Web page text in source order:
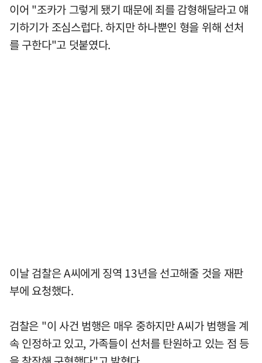
이어 "조카가 그렇게 됐기 때문에 죄를 감형해달라고 얘
기하기가 조심스럽다. 하지만 하나뿐인 형을 위해 선처
를 구한다"고 덧붙였다.
이날 검찰은 A씨에게 징역 13년을 선고해줄 것을 재판
부에 요청했다.
검찰은 "이 사건 범행은 매우 중하지만 A씨가 범행을 계
속 인정하고 있고, 가족들이 선처를 탄원하고 있는 점 등